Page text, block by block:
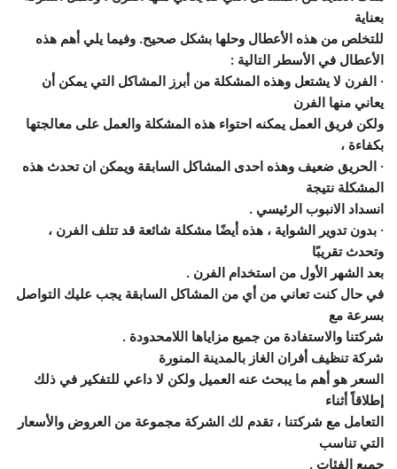
بعناية
للتخلص من هذه الأعطال وحلها بشكل صحيح. وفيما يلي أهم هذه
الأعطال في الأسطر التالية :
· الفرن لا يشتعل وهذه المشكلة من أبرز المشاكل التي يمكن أن
يعاني منها الفرن
ولكن فريق العمل يمكنه احتواء هذه المشكلة والعمل على معالجتها
بكفاءة ،
· الحريق ضعيف وهذه احدى المشاكل السابقة ويمكن ان تحدث هذه
المشكلة نتيجة
انسداد الانبوب الرئيسي .
· بدون تدوير الشواية ، هذه أيضًا مشكلة شائعة قد تتلف الفرن ،
وتحدث تقريبًا
بعد الشهر الأول من استخدام الفرن .
في حال كنت تعاني من أي من المشاكل السابقة يجب عليك التواصل
بسرعة مع
شركتنا والاستفادة من جميع مزاياها اللامحدودة .
شركة تنظيف أفران الغاز بالمدينة المنورة
السعر هو أهم ما يبحث عنه العميل ولكن لا داعي للتفكير في ذلك
إطلاقاً أثناء
التعامل مع شركتنا ، تقدم لك الشركة مجموعة من العروض والأسعار
التي تناسب
جميع الفئات .